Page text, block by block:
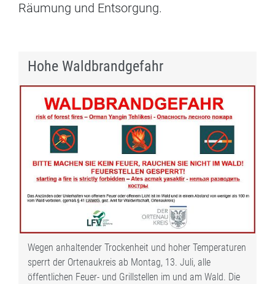
Räumung und Entsorgung.
Hohe Waldbrandgefahr
Wegen anhaltender Trockenheit und hoher Temperaturen
sperrt der Ortenaukreis ab Montag, 13. Juli, alle
öffentlichen Feuer- und Grillstellen im und am Wald. Die